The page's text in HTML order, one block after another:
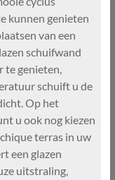
kunnen genieten
van een
schuifwand
te genieten,
schuift u de
Op het
u ook nog kiezen
terras in uw
een glazen
uitstraling,